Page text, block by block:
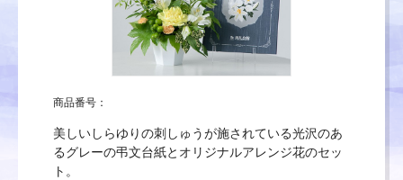
商品番号：
美しいしらゆりの刺しゅうが施されている光沢のあ
るグレーの弔文台紙とオリジナルアレンジ花のセッ
ト。